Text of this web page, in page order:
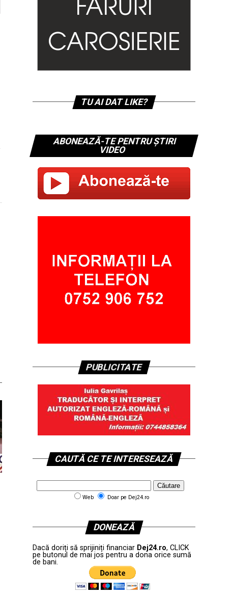
TU AI DAT LIKE?
ABONEAZĂ-TE PENTRU ȘTIRI
VIDEO
PUBLICITATE
CAUTĂ CE TE INTERESEAZĂ
Web Doar pe Dej24.ro
DONEAZĂ
Dacă doriți să sprijiniți financiar Dej24.ro, CLICK
pe butonul de mai jos pentru a dona orice sumă
de bani.